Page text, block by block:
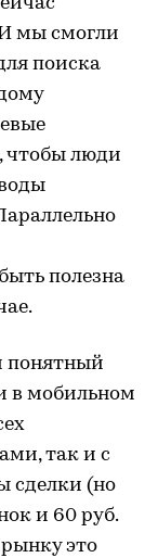
мы смогли
поиска
чтобы люди
полезна
понятный
в мобильном
так и с
сделки (но
и 60 руб.
это